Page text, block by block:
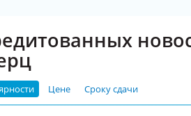
Цене Сроку сдачи